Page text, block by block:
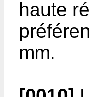
haute
mm.